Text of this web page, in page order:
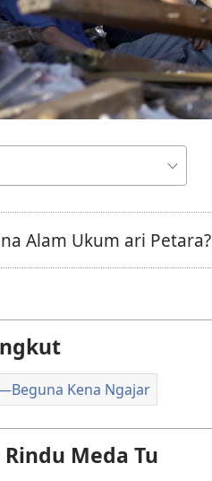
Alam Ukum ari Petara?
Kena Ngajar
Meda Tu